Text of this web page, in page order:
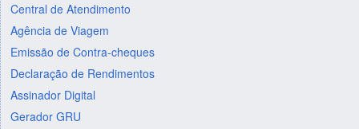
Central de Atendimento
Agência de Viagem
Emissão de Contra-cheques
Declaração de Rendimentos
Assinador Digital
Gerador GRU